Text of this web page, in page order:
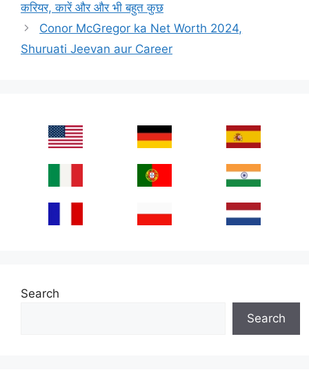
करियर, कारें और और भी बहुत कुछ
Conor McGregor ka Net Worth 2024,
Shuruati Jeevan aur Career
Search
Search